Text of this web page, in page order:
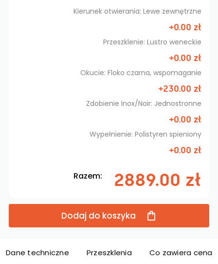
Kierunek otwierania: Lewe zewnętrzne
+0.00 zł
Przeszklenie: Lustro weneckie
+0.00 zł
Okucie: Floko czarna, wspomaganie
+230.00 zł
Zdobienie Inox/Noir: Jednostronne
+0.00 zł
Wypełnienie: Polistyren spieniony
+0.00 zł
Razem: 2889.00 zł
Dodaj do koszyka
Dane techniczne Przeszklenia Co zawiera cena